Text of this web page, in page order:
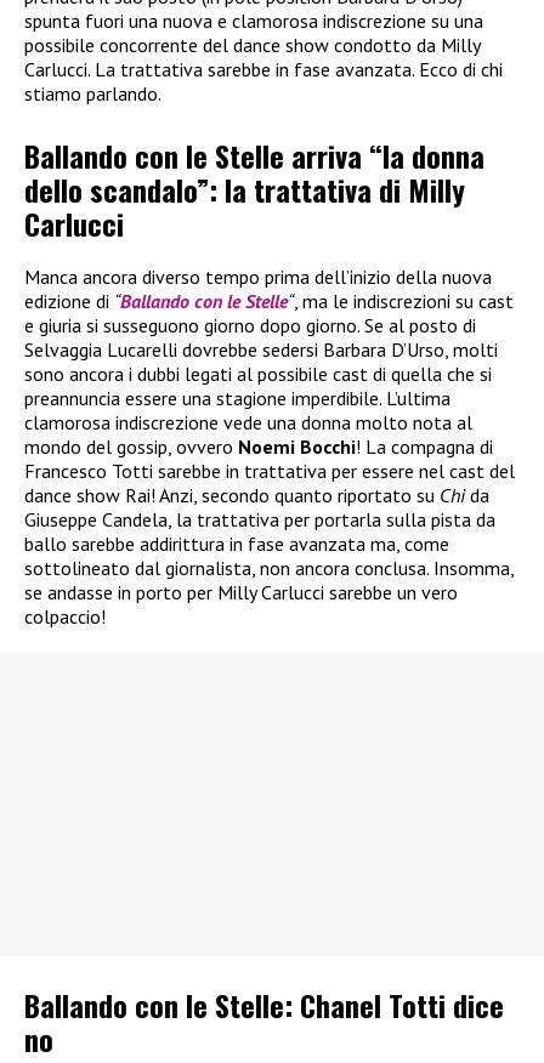
spunta fuori una nuova e clamorosa indiscrezione su una
possibile concorrente del dance show condotto da Milly
Carlucci. La trattativa sarebbe in fase avanzata. Ecco di chi
stiamo parlando.
Ballando con le Stelle arriva “la donna
dello scandalo”: la trattativa di Milly
Carlucci
Manca ancora diverso tempo prima dell’inizio della nuova
edizione di “Ballando con le Stelle“, ma le indiscrezioni su cast
e giuria si susseguono giorno dopo giorno. Se al posto di
Selvaggia Lucarelli dovrebbe sedersi Barbara D’Urso, molti
sono ancora i dubbi legati al possibile cast di quella che si
preannuncia essere una stagione imperdibile. L’ultima
clamorosa indiscrezione vede una donna molto nota al
mondo del gossip, ovvero Noemi Bocchi! La compagna di
Francesco Totti sarebbe in trattativa per essere nel cast del
dance show Rai! Anzi, secondo quanto riportato su Chida
Giuseppe Candela, la trattativa per portarla sulla pista da
ballo sarebbe addirittura in fase avanzata ma, come
sottolineato dal giornalista, non ancora conclusa. Insomma,
se andasse in porto per Milly Carlucci sarebbe un vero
colpaccio!
Ballando con le Stelle: Chanel Totti dice
no